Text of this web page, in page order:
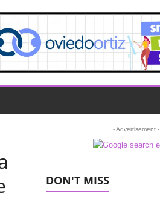
- Advertisement -
DON'T MISS